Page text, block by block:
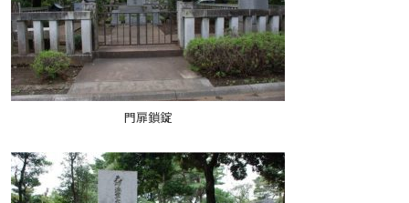
門扉鎖錠